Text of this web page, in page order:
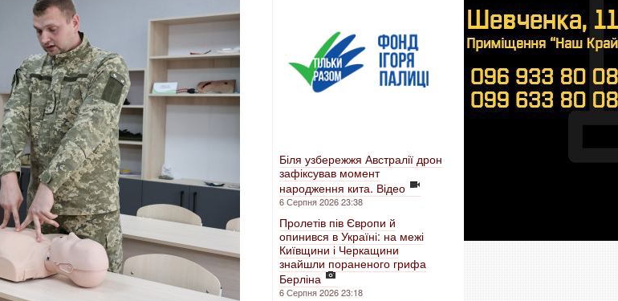
Біля узбережжя Австралії дрон
зафіксував момент
народження кита. Відео
6 Серпня 2026 23:38
Пролетів пів Європи й
опинився в Україні: на межі
Київщини і Черкащини
знайшли пораненого грифа
Берліна
6 Серпня 2026 23:18